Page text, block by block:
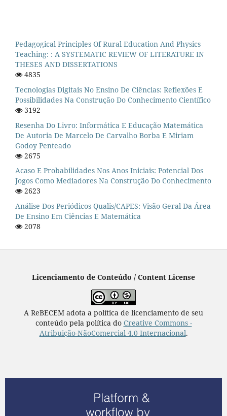
Pedagogical Principles Of Rural Education And Physics
Teaching: : A SYSTEMATIC REVIEW OF LITERATURE IN
THESES AND DISSERTATIONS
4835
Tecnologias Digitais No Ensino De Ciências: Reflexões E
Possibilidades Na Construção Do Conhecimento Científico
3192
Resenha Do Livro: Informática E Educação Matemática
De Autoria De Marcelo De Carvalho Borba E Miriam
Godoy Penteado
2675
Acaso E Probabilidades Nos Anos Iniciais: Potencial Dos
Jogos Como Mediadores Na Construção Do Conhecimento
2623
Análise Dos Periódicos Qualis/CAPES: Visão Geral Da Área
De Ensino Em Ciências E Matemática
2078
Licenciamento de Conteúdo / Content License
A ReBECEM adota a política de licenciamento de seu
conteúdo pela política do Creative Commons -
Atribuição-NãoComercial 4.0 Internacional.